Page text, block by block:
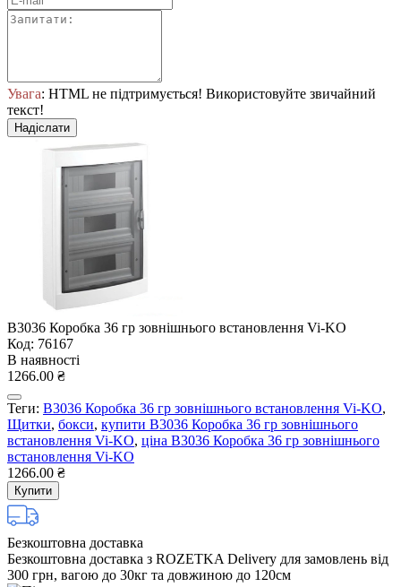
Увага: HTML не підтримується! Використовуйте звичайний
текст!
Надіслати
В3036 Коробка 36 гр зовнішнього встановлення Vi-KO
Код: 76167
В наявності
1266.00 ₴
Теги: В3036 Коробка 36 гр зовнішнього встановлення Vi-KO,
Щитки, бокси, купити В3036 Коробка 36 гр зовнішнього
встановлення Vi-KO, ціна В3036 Коробка 36 гр зовнішнього
встановлення Vi-KO
1266.00 ₴
Купити
Безкоштовна доставка
Безкоштовна доставка з ROZETKA Delivery для замовлень від
300 грн, вагою до 30кг та довжиною до 120см